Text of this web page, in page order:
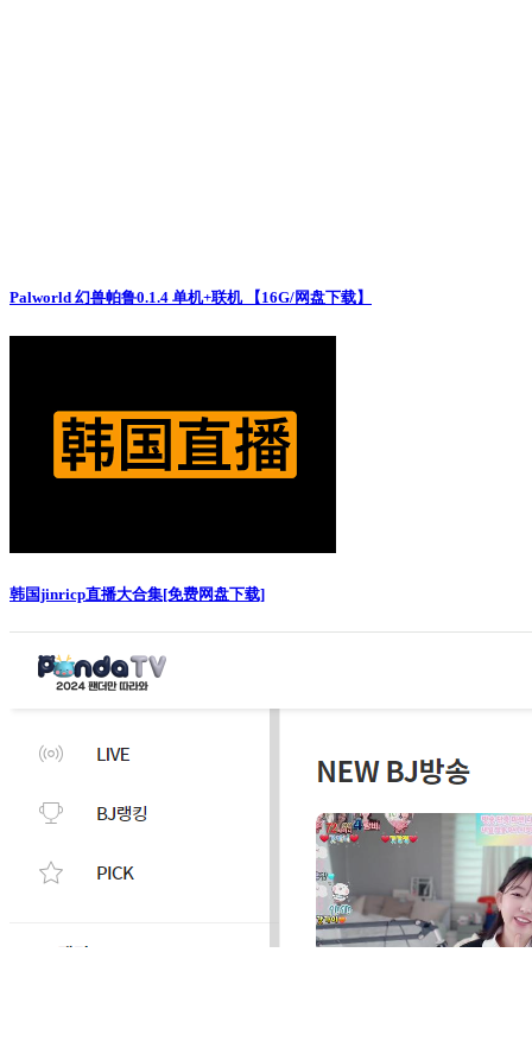
Palworld 幻兽帕鲁0.1.4 单机+联机 【16G/网盘下载】
韩国jinricp直播大合集[免费网盘下载]